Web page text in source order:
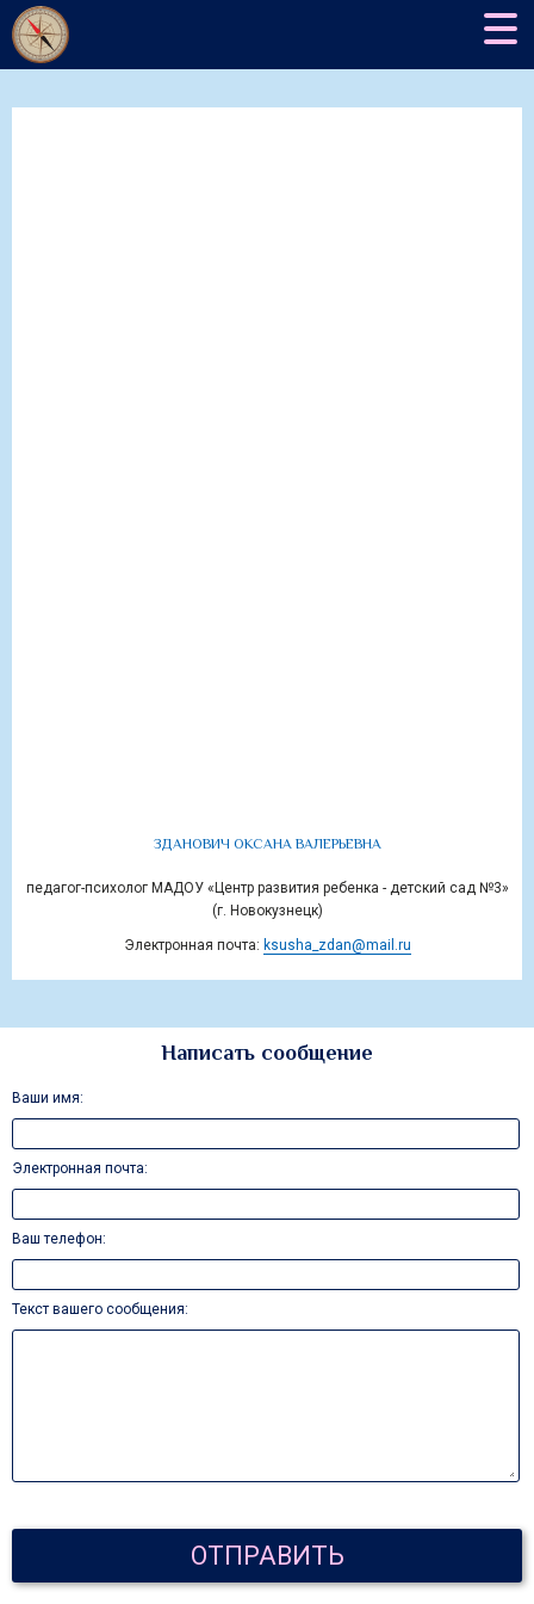
ЗДАНОВИЧ ОКСАНА ВАЛЕРЬЕВНА
педагог-психолог МАДОУ «Центр развития ребенка - детский сад №3»
(г. Новокузнецк)
Электронная почта: ksusha_zdan@mail.ru
Написать сообщение
Ваши имя:
Электронная почта:
Ваш телефон:
Текст вашего сообщения:
ОТПРАВИТЬ